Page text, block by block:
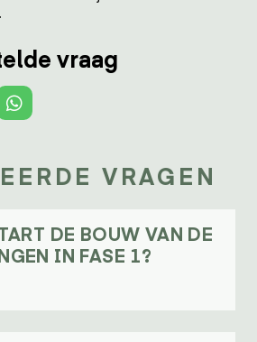
vraag
VRAGEN
DE BOUW VAN DE
IN FASE 1?